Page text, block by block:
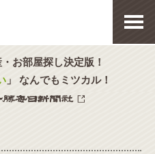
お部屋探し決定版！
」 なんでもミツカル！